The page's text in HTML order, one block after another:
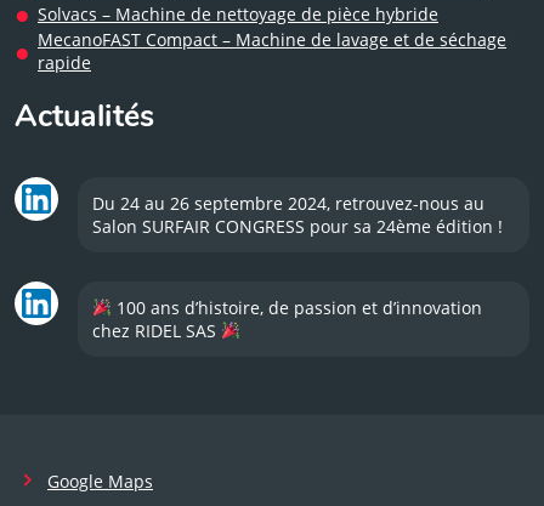
Solvacs – Machine de nettoyage de pièce hybride
MecanoFAST Compact – Machine de lavage et de séchage
rapide
Actualités
Du 24 au 26 septembre 2024, retrouvez-nous au
Salon SURFAIR CONGRESS pour sa 24ème édition !
100 ans d’histoire, de passion et d’innovation
chez RIDEL SAS
Google Maps